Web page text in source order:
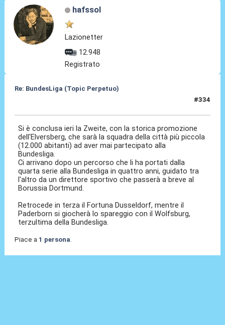
hafssol
Lazionetter
12.948
Registrato
Re: BundesLiga (Topic Perpetuo)
#334
Si è conclusa ieri la Zweite, con la storica promozione
dell'Elversberg, che sarà la squadra della città più piccola
(12.000 abitanti) ad aver mai partecipato alla
Bundesliga.
Ci arrivano dopo un percorso che li ha portati dalla
quarta serie alla Bundesliga in quattro anni, guidato tra
l'altro da un direttore sportivo che passerà a breve al
Borussia Dortmund.
Retrocede in terza il Fortuna Dusseldorf, mentre il
Paderborn si giocherà lo spareggio con il Wolfsburg,
terzultima della Bundesliga.
Piace a 1 persona.